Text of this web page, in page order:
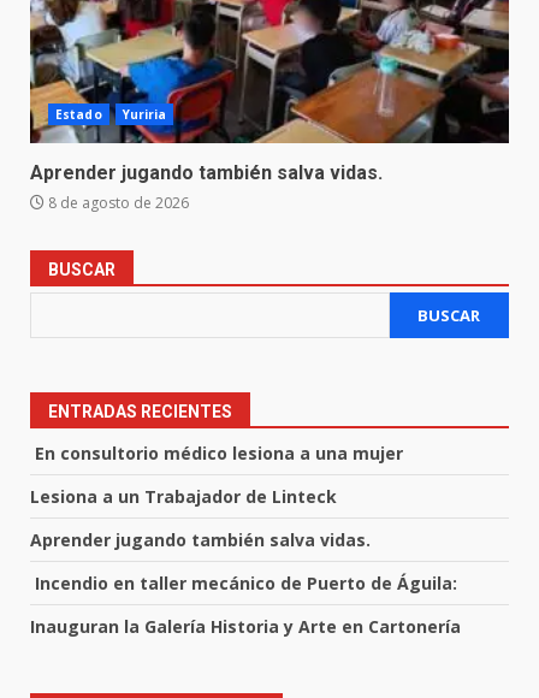
Estado Yuriria
Aprender jugando también salva vidas.
8 de agosto de 2026
BUSCAR
BUSCAR
ENTRADAS RECIENTES
En consultorio médico lesiona a una mujer
Lesiona a un Trabajador de Linteck
Aprender jugando también salva vidas.
Incendio en taller mecánico de Puerto de Águila:
Inauguran la Galería Historia y Arte en Cartonería